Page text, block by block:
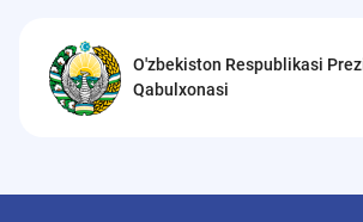
O'zbekiston Respublikasi
Qabulxonasi